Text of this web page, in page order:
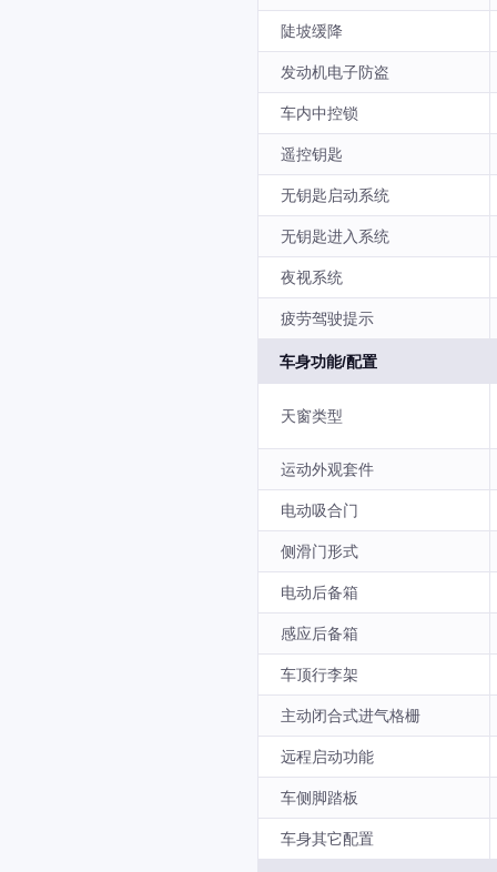
陡坡缓降
发动机电子防盗
车内中控锁
遥控钥匙
无钥匙启动系统
无钥匙进入系统
夜视系统
疲劳驾驶提示
车身功能/配置
天窗类型
运动外观套件
电动吸合门
侧滑门形式
电动后备箱
感应后备箱
车顶行李架
主动闭合式进气格栅
远程启动功能
车侧脚踏板
车身其它配置